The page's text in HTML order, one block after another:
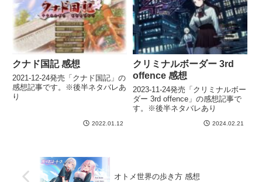
クナド国記 感想
2021-12-24発売「クナド国記」の
感想記事です。※後半ネタバレあ
り
2022.01.12
クリミナルボーダー 3rd
offence 感想
2023-11-24発売「クリミナルボー
ダー 3rd offence」の感想記事で
す。※後半ネタバレあり
2024.02.21
オトメ世界の歩き方 感想